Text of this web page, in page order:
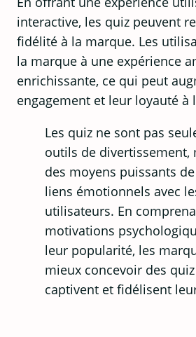
interactive, les quiz peuvent
fidélité à la marque. Les
la marque à une expérience
enrichissante, ce qui peut
engagement et leur loyauté à
Les quiz ne sont pas
outils de divertissement,
des moyens puissants
liens émotionnels avec
utilisateurs. En
motivations
leur popularité, les
mieux concevoir des
captivent et fidélisent